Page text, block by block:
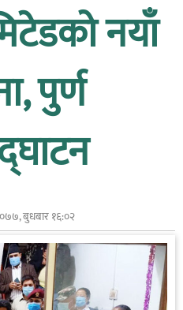
नयाँ
पुर्ण
बुधबार १६:०२